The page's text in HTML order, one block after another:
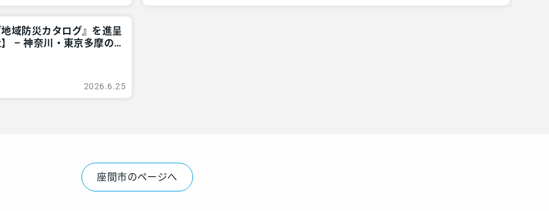
域防災カタログ』を進呈
– 神奈川・東京多摩の
2026.6.25
座間市のページへ